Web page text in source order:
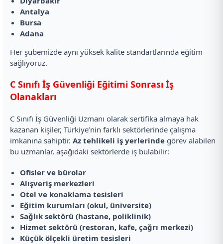
Antalya
Bursa
Adana
Her şubemizde aynı yüksek kalite standartlarında eğitim
sağlıyoruz.
C Sınıfı İş Güvenliği Eğitimi Sonrası İş
Olanakları
C Sınıfı İş Güvenliği Uzmanı olarak sertifika almaya hak
kazanan kişiler, Türkiye’nin farklı sektörlerinde çalışma
imkanına sahiptir. Az tehlikeli iş yerlerinde görev alabilen
bu uzmanlar, aşağıdaki sektörlerde iş bulabilir:
Ofisler ve bürolar
Alışveriş merkezleri
Otel ve konaklama tesisleri
Eğitim kurumları (okul, üniversite)
Sağlık sektörü (hastane, poliklinik)
Hizmet sektörü (restoran, kafe, çağrı merkezi)
Küçük ölçekli üretim tesisleri